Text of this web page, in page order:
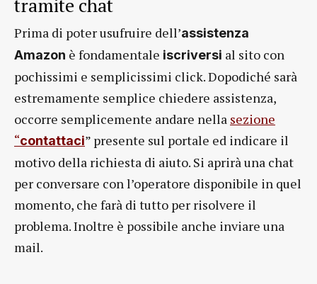
Prima di poter usufruire dell’assistenza
Amazon è fondamentale iscriversi al sito con
pochissimi e semplicissimi click. Dopodiché sarà
estremamente semplice chiedere assistenza,
occorre semplicemente andare nella sezione
“contattaci” presente sul portale ed indicare il
motivo della richiesta di aiuto. Si aprirà una chat
per conversare con l’operatore disponibile in quel
momento, che farà di tutto per risolvere il
problema. Inoltre è possibile anche inviare una
mail.